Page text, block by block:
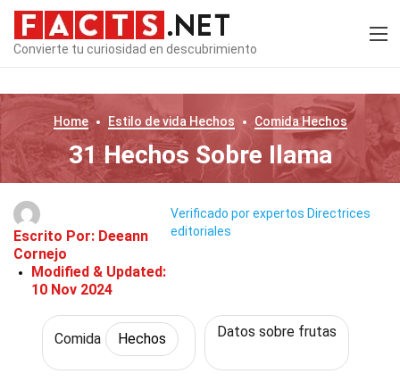
Convierte tu curiosidad en descubrimiento
Home Estilo de vida Hechos ComidaHechos
31 Hechos Sobre Ilama
Escrito Por: Deeann
Cornejo
Modified & Updated:
10 Nov 2024
Verificado por expertos Directrices
editoriales
Comida Hechos Datos sobre frutas